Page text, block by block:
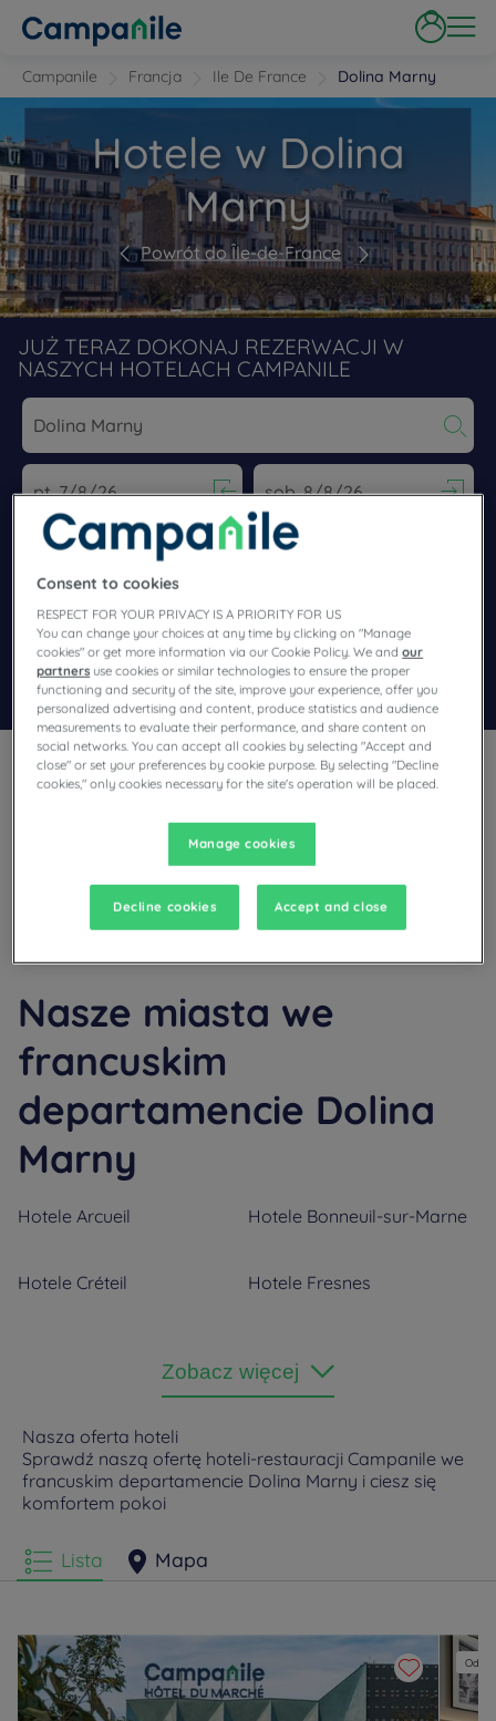
Campanile Francja Ile De France Dolina Marny
Hotele w Dolina
Marny
Powrót do Île-de-France
JUŻ TERAZ DOKONAJ REZERWACJI W
NASZYCH HOTELACH CAMPANILE
Navigate forward to interact with the calendar and select a
Navigate backward to interact
Znajdź hotel
Dodaj specjalny kod
Planują Państwo pobyt w Dolina Marny i poszukują hotelu?
Campanile oferuje komfortowe pokoje i dobrą kuchnię w
najlepszej cenie!
Nasze miasta we
francuskim
departamencie Dolina
Marny
Hotele Arcueil Hotele Bonneuil-sur-Marne
Hotele Créteil Hotele Fresnes
Hotele Villejuif Hotele Villeneuve Saint
Zobacz więcej
Nasza oferta hoteli
Sprawdź naszą ofertę hoteli-restauracji Campanile we
francuskim departamencie Dolina Marny i ciesz się
komfortem pokoi
Lista Mapa
Consent to cookies
RESPECT FOR YOUR PRIVACY IS A PRIORITY FOR US
You can change your choices at any time by clicking on "Manage
cookies" or get more information via our Cookie Policy. We andour
partners use cookies or similar technologies to ensure the proper
functioning and security of the site, improve your experience, offer you
personalized advertising and content, produce statistics and audience
measurements to evaluate their performance, and share content on
social networks. You can accept all cookies by selecting "Accept and
close" or set your preferences by cookie purpose. By selecting "Decline
cookies," only cookies necessary for the site's operation will be placed.
Manage cookies
Decline cookies Accept and close